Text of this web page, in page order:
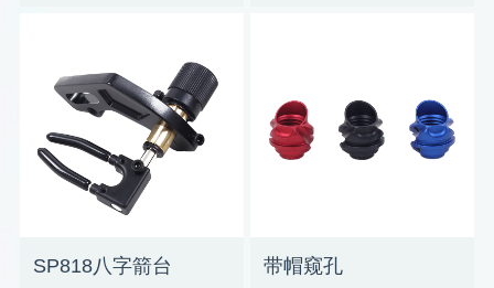
SP818八字箭台 带帽窥孔